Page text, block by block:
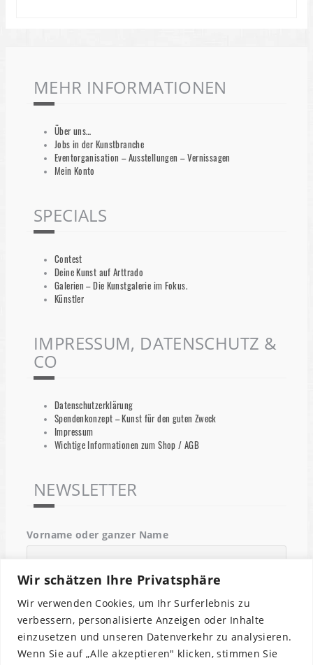
Wir schätzen Ihre Privatsphäre
Wir verwenden Cookies, um Ihr Surferlebnis zu
verbessern, personalisierte Anzeigen oder Inhalte
einzusetzen und unseren Datenverkehr zu analysieren.
Wenn Sie auf „Alle akzeptieren" klicken, stimmen Sie
MEHR INFORMATIONEN
Über uns…
Jobs in der Kunstbranche
Eventorganisation – Ausstellungen – Vernissagen
Mein Konto
SPECIALS
Contest
Deine Kunst auf Arttrado
Galerien – Die Kunstgalerie im Fokus.
Künstler
IMPRESSUM, DATENSCHUTZ &
CO
Datenschutzerklärung
Spendenkonzept – Kunst für den guten Zweck
Impressum
Wichtige Informationen zum Shop / AGB
NEWSLETTER
Vorname oder ganzer Name
Email
Indem Du fortfährst, akzeptierst Du unsere
Datenschutzerklärung.